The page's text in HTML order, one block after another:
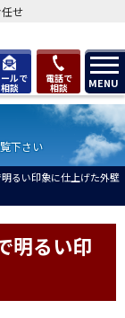
ルで
相談
電話で
相談 MENU
せ
下さい
るい印象に仕上げた外壁
明るい印